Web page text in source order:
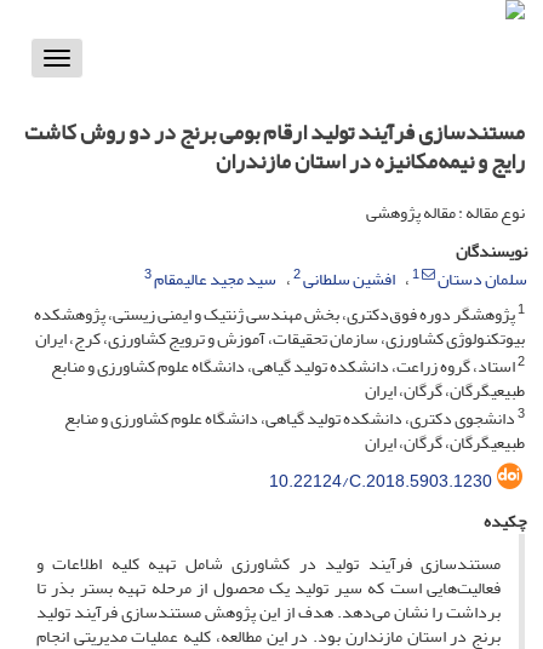
Toggle
مستندسازی فرآیند تولید ارقام بومی برنج در دو روش کاشت
رایج و نیمه‌مکانیزه در استان مازندران
نوع مقاله : مقاله پژوهشی
نویسندگان
سلمان دستان
1 افشین سلطانی2 سید مجید عالیمقام3
1پژوهشگر دوره فوق‌دکتری، بخش مهندسی ژنتیک و ایمنی زیستی، پژوهشکده
بیوتکنولوژی کشاورزی، سازمان تحقیقات، آموزش و ترویج کشاورزی، کرج، ایران
2استاد، گروه زراعت، دانشکده تولید گیاهی، دانشگاه علوم کشاورزی و منابع
طبیعیگرگان، گرگان، ایران
3دانشجوی دکتری، دانشکده تولید گیاهی، دانشگاه علوم کشاورزی و منابع
طبیعیگرگان، گرگان، ایران
10.22124/C.2018.5903.1230
چکیده
مستندسازی فرآیند تولید در کشاورزی شامل تهیه کلیه اطلاعات و
فعالیت‌هایی است که سیر تولید یک محصول از مرحله تهیه بستر بذر تا
برداشت را نشان می‌دهد. هدف از این پژوهش مستندسازی فرآیند تولید
برنج در استان مازندارن بود. در این مطالعه، کلیه عملیات مدیریتی انجام